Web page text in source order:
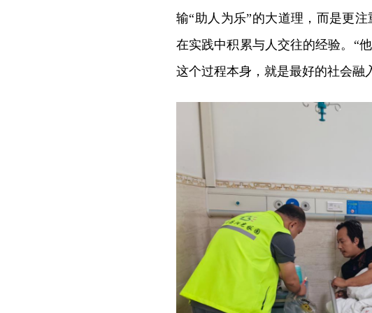
输“助人为乐”的大道理，而是更
在实践中积累与人交往的经验。“
这个过程本身，就是最好的社会融